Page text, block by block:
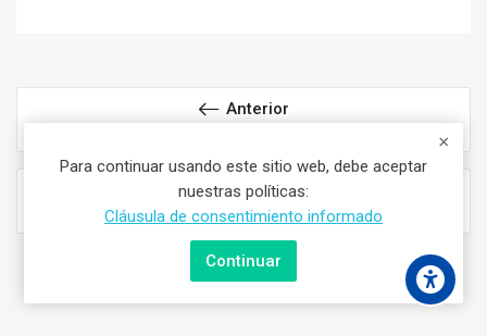
Anterior
Siguiente
04 SOLFEO 4 EXTRACTO
Para continuar usando este sitio web, debe aceptar
nuestras políticas:
Cláusula de consentimiento informado
Continuar